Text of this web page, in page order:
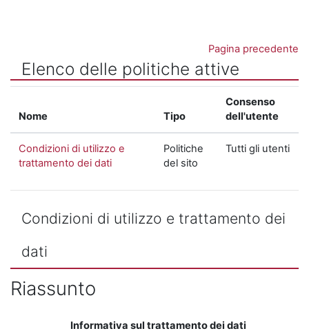
Pagina precedente
Elenco delle politiche attive
Nome Tipo
Consenso
dell'utente
Condizioni di utilizzo e
trattamento dei dati
Politiche
del sito
Tutti gli utenti
Condizioni di utilizzo e trattamento dei
dati
Riassunto
Informativa sul trattamento dei dati